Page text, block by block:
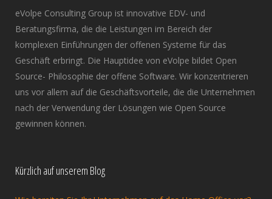
eVolpe Consulting Group ist innovative EDV- und
Beratungsfirma, die die Leistungen im Bereich der
komplexen Einführungen der offenen Systeme für das
Geschäft erbringt. Die Hauptidee von eVolpe bildet Open
Source- Philosophie der offene Software. Wir konzentrieren
uns vor allem auf die Geschäftsvorteile, die die Unternehmen
nach der Verwendung der Lösungen wie Open Source
gewinnen können.
Kürzlich auf unserem Blog